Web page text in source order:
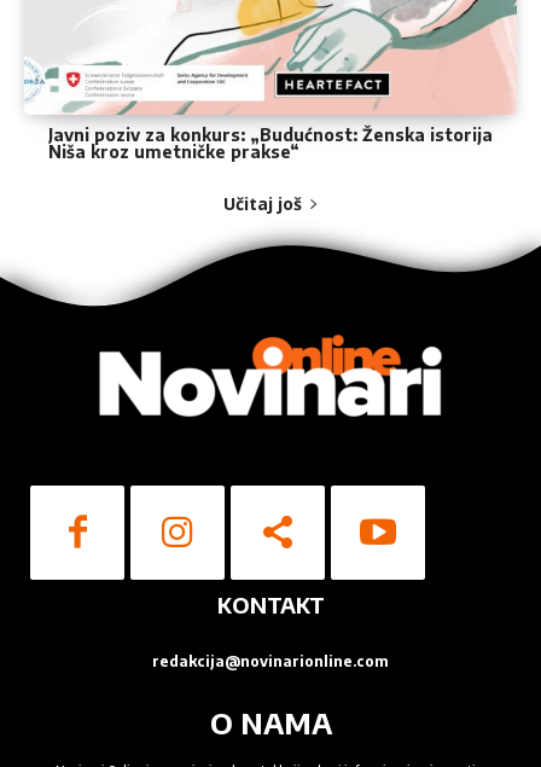
Javni poziv za konkurs: „Budućnost: Ženska istorija
Niša kroz umetničke prakse“
Učitaj još
KONTAKT
redakcija@novinarionline.com
O NAMA